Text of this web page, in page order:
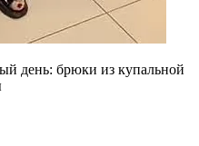
день: брюки из купальной